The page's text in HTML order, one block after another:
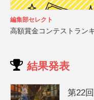
編集部セレクト
高額賞金コンテストラン
結果発表
第22